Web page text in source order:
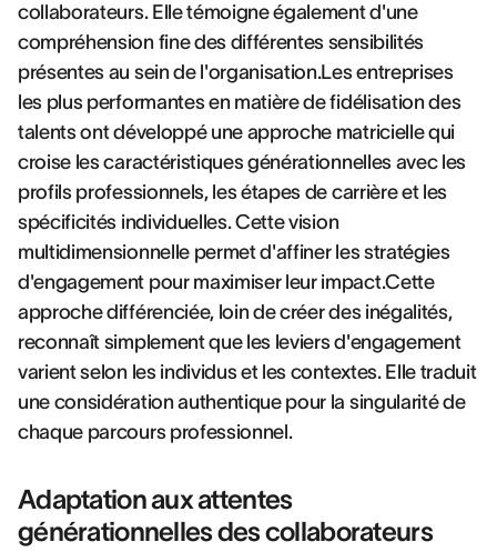
collaborateurs. Elle témoigne également d'une
compréhension fine des différentes sensibilités
présentes au sein de l'organisation.Les entreprises
les plus performantes en matière de fidélisation des
talents ont développé une approche matricielle qui
croise les caractéristiques générationnelles avec les
profils professionnels, les étapes de carrière et les
spécificités individuelles. Cette vision
multidimensionnelle permet d'affiner les stratégies
d'engagement pour maximiser leur impact.Cette
approche différenciée, loin de créer des inégalités,
reconnaît simplement que les leviers d'engagement
varient selon les individus et les contextes. Elle traduit
une considération authentique pour la singularité de
chaque parcours professionnel.
Adaptation aux attentes
générationnelles des collaborateurs